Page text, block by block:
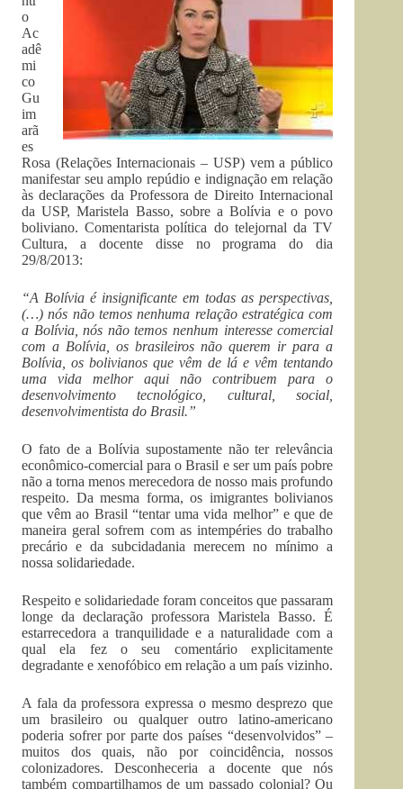
o
Ac
adê
mi
co
Gu
im
arã
es
Rosa (Relações Internacionais – USP) vem a público
manifestar seu amplo repúdio e indignação em relação
às declarações da Professora de Direito Internacional
da USP, Maristela Basso, sobre a Bolívia e o povo
boliviano. Comentarista política do telejornal da TV
Cultura, a docente disse no programa do dia
29/8/2013:
“A Bolívia é insignificante em todas as perspectivas,
(…) nós não temos nenhuma relação estratégica com
a Bolívia, nós não temos nenhum interesse comercial
com a Bolívia, os brasileiros não querem ir para a
Bolívia, os bolivianos que vêm de lá e vêm tentando
uma vida melhor aqui não contribuem para o
desenvolvimento tecnológico, cultural, social,
desenvolvimentista do Brasil.”
O fato de a Bolívia supostamente não ter relevância
econômico-comercial para o Brasil e ser um país pobre
não a torna menos merecedora de nosso mais profundo
respeito. Da mesma forma, os imigrantes bolivianos
que vêm ao Brasil “tentar uma vida melhor” e que de
maneira geral sofrem com as intempéries do trabalho
precário e da subcidadania merecem no mínimo a
nossa solidariedade.
Respeito e solidariedade foram conceitos que passaram
longe da declaração professora Maristela Basso. É
estarrecedora a tranquilidade e a naturalidade com a
qual ela fez o seu comentário explicitamente
degradante e xenofóbico em relação a um país vizinho.
A fala da professora expressa o mesmo desprezo que
um brasileiro ou qualquer outro latino-americano
poderia sofrer por parte dos países “desenvolvidos” –
muitos dos quais, não por coincidência, nossos
colonizadores. Desconheceria a docente que nós
também compartilhamos de um passado colonial? Ou